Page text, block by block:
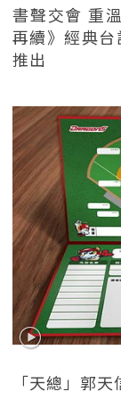
書聲交會 重
再續》經典
推出
「天總」郭